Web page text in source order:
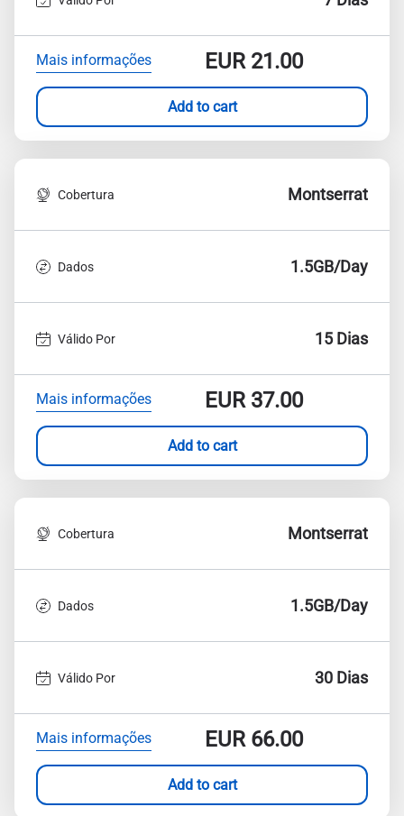
Mais informações EUR21.00
Add to cart
Cobertura Montserrat
Dados 1.5GB/Day
Válido Por 15 Dias
Mais informações EUR37.00
Add to cart
Cobertura Montserrat
Dados 1.5GB/Day
Válido Por 30 Dias
Mais informações EUR66.00
Add to cart